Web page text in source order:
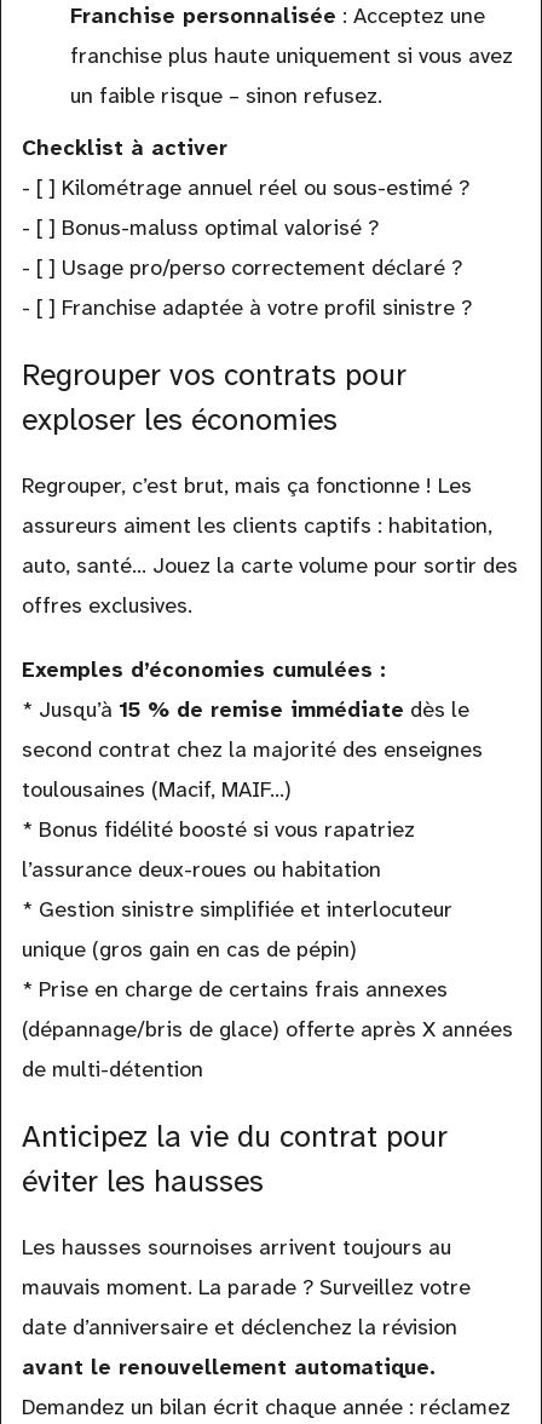
Franchise personnalisée : Acceptez une
franchise plus haute uniquement si vous avez
un faible risque – sinon refusez.
Checklist à activer
- [ ] Kilométrage annuel réel ou sous-estimé ?
- [ ] Bonus-maluss optimal valorisé ?
- [ ] Usage pro/perso correctement déclaré ?
- [ ] Franchise adaptée à votre profil sinistre ?
Regrouper vos contrats pour
exploser les économies
Regrouper, c’est brut, mais ça fonctionne ! Les
assureurs aiment les clients captifs : habitation,
auto, santé… Jouez la carte volume pour sortir des
offres exclusives.
Exemples d’économies cumulées :
* Jusqu’à 15 % de remise immédiate dès le
second contrat chez la majorité des enseignes
toulousaines (Macif, MAIF…)
* Bonus fidélité boosté si vous rapatriez
l’assurance deux-roues ou habitation
* Gestion sinistre simplifiée et interlocuteur
unique (gros gain en cas de pépin)
* Prise en charge de certains frais annexes
(dépannage/bris de glace) offerte après X années
de multi-détention
Anticipez la vie du contrat pour
éviter les hausses
Les hausses sournoises arrivent toujours au
mauvais moment. La parade ? Surveillez votre
date d’anniversaire et déclenchez la révision
avant le renouvellement automatique.
Demandez un bilan écrit chaque année : réclamez